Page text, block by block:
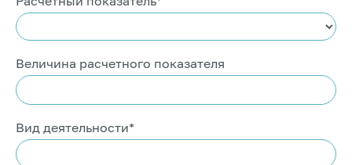
Величина расчетного показателя
Вид деятельности*